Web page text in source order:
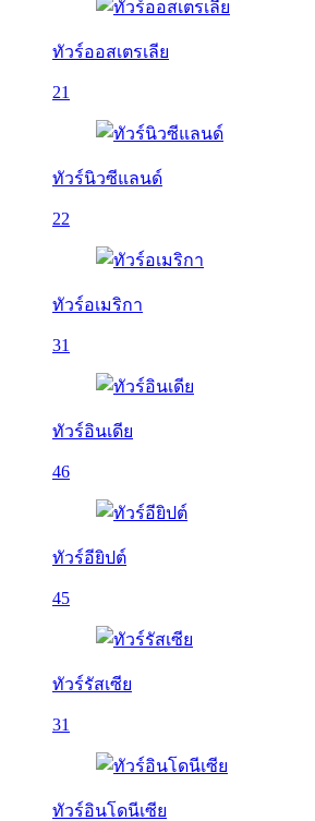
ทัวร์ออสเตรเลีย
21
ทัวร์นิวซีแลนด์
22
ทัวร์อเมริกา
31
ทัวร์อินเดีย
46
ทัวร์อียิปต์
45
ทัวร์รัสเซีย
31
ทัวร์อินโดนีเซีย